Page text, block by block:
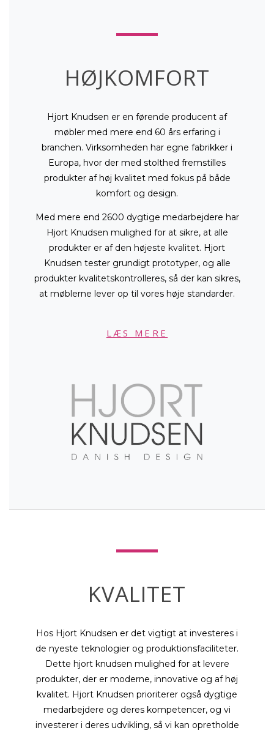
HØJKOMFORT
Hjort Knudsen er en førende producent af
møbler med mere end 60 års erfaring i
branchen. Virksomheden har egne fabrikker i
Europa, hvor der med stolthed fremstilles
produkter af høj kvalitet med fokus på både
komfort og design.
Med mere end 2600 dygtige medarbejdere har
Hjort Knudsen mulighed for at sikre, at alle
produkter er af den højeste kvalitet. Hjort
Knudsen tester grundigt prototyper, og alle
produkter kvalitetskontrolleres, så der kan sikres,
at møblerne lever op til vores høje standarder.
LÆS MERE
KVALITET
Hos Hjort Knudsen er det vigtigt at investeres i
de nyeste teknologier og produktionsfaciliteter.
Dette hjort knudsen mulighed for at levere
produkter, der er moderne, innovative og af høj
kvalitet. Hjort Knudsen prioriterer også dygtige
medarbejdere og deres kompetencer, og vi
investerer i deres udvikling, så vi kan opretholde